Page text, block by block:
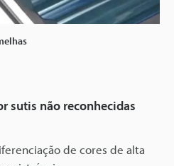
sutis não reconhecidas
de cores de alta